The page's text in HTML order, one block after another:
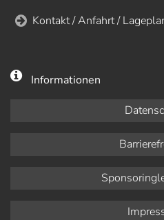
Kontakt / Anfahrt /
Informationen